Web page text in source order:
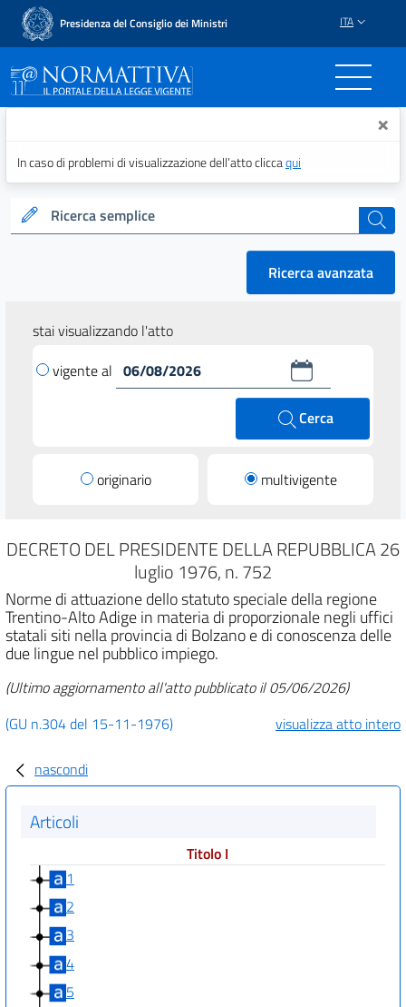
Presidenza del Consiglio dei Ministri ITA
Normattiva - Il portale ×
In caso di problemi di visualizzazione dell’atto cliccaqui
Ricerca semplice cerca
Ricerca avanzata
stai visualizzando l'atto
vigente al
Cerca
originario multivigente
DECRETO DEL PRESIDENTE DELLA REPUBBLICA 26
luglio 1976, n. 752
Norme di attuazione dello statuto speciale della regione
Trentino-Alto Adige in materia di proporzionale negli uffici
statali siti nella provincia di Bolzano e di conoscenza delle
due lingue nel pubblico impiego.
(Ultimo aggiornamento all'atto pubblicato il 05/06/2026)
(GU n.304 del 15-11-1976)
visualizza atto intero
nascondi
Articoli
Titolo I
1
2
3
4
5